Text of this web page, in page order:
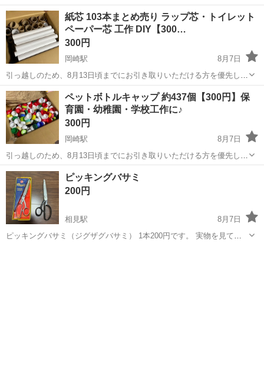
でご挨拶 お好みのドリンクを作ってご提供 ワイワイお話で盛り上げる
最後はニッコリお見送り 「DOUBLE EIGHT「ダブル エイト」」での
お仕事に、これ以上難しい...
アルバイト・パート
紙芯 103本まとめ売り ラップ芯・トイレット
ペーパー芯 工作 DIY【300…
300円
岡崎駅
8月7日
引っ越しのため、8月13日頃までにお引き取りいただける方を優先しま
す。 工作やDIY、保育園・幼稚園・学童での製作などに使える紙芯の
まとめ売りです。 【内容】 ・大サイズ：14本 ・小サイズ：50本 ・長
サイズ...
愛知 岡崎市 岡崎駅 その他
ペットボトルキャップ 約437個【300円】保
育園・幼稚園・学校工作に♪
300円
岡崎駅
8月7日
引っ越しのため、8月13日頃までにお引き取りいただける方を優先しま
す。 工作やDIY、保育園・幼稚園・学校での製作、ハンドメイドなど
に使えるペットボトルキャップです。 【内容】 ・ペットボトルキャッ
プ 437個 ...
愛知 岡崎市 岡崎駅 その他
ピッキングバサミ
200円
相見駅
8月7日
ピッキングバサミ（ジグザグバサミ） 1本200円です。 実物を見て選